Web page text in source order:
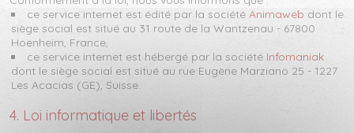
ce service internet est édité par la société Animaweb dont le
siège social est situé au 31 route de la Wantzenau - 67800
Hoenheim, France,
ce service internet est hébergé par la société Infomaniak
dont le siège social est situé au rue Eugène Marziano 25 - 1227
Les Acacias (GE), Suisse.
4. Loi informatique et libertés